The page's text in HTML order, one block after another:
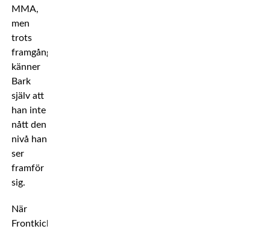
MMA,
men
trots
framgångarna
känner
Bark
själv att
han inte
nått den
nivå han
ser
framför
sig.
När
Frontkick